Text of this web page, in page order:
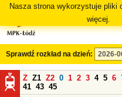
Nasza strona wykorzystuje pliki
więcej.
Sprawdź rozkład na dzień:
Z Z1 Z2 0 1 2 3 4 5 6
41 43 45